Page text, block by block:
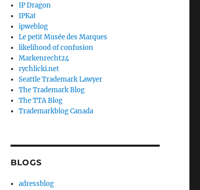
IP Dragon
IPKat
ipweblog
Le petit Musée des Marques
likelihood of confusion
Markenrecht24
rychlicki.net
Seattle Trademark Lawyer
The Trademark Blog
The TTA Blog
Trademarkblog Canada
BLOGS
adressblog